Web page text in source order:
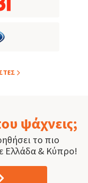
ψάχνεις;
το πιο
Ελλάδα & Κύπρο!